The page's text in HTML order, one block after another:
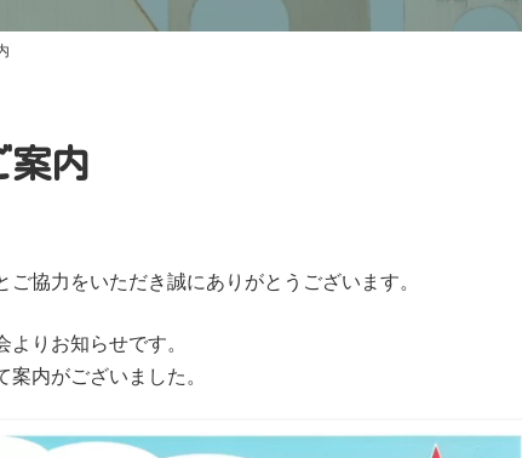
案内
協力をいただき誠にありがとうございます。
りお知らせです。
内がございました。